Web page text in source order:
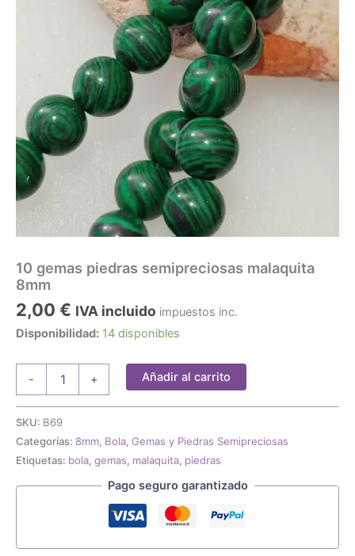
10 gemas piedras semipreciosas malaquita
8mm
2,00 € IVA incluido impuestos inc.
Disponibilidad: 14 disponibles
-
semipreciosas
malaquita
8mm
cantidad
+ Añadir al carrito
SKU: B69
Categorías: 8mm, Bola, Gemas y Piedras Semipreciosas
Etiquetas: bola, gemas, malaquita, piedras
Pago seguro garantizado